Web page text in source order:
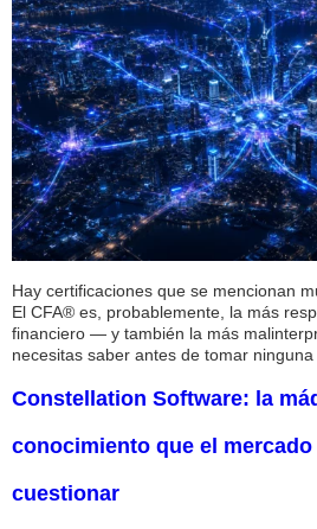
Hay certificaciones que se mencionan
El CFA® es, probablemente, la más
financiero — y también la más
necesitas saber antes de tomar ninguna
Constellation Software: la
conocimiento que el mercado
cuestionar